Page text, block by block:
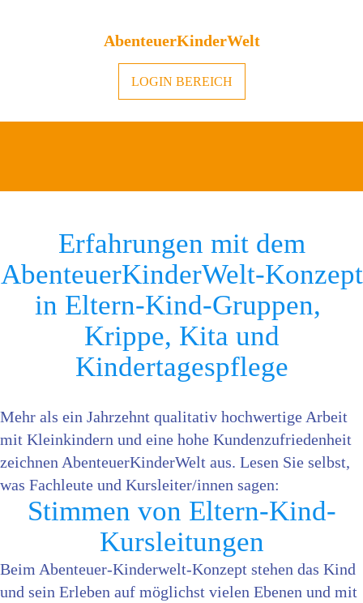
AbenteuerKinderWelt
LOGIN BEREICH
Erfahrungen mit dem
AbenteuerKinderWelt-Konzept
in Eltern-Kind-Gruppen,
Krippe, Kita und
Kindertagespflege
Mehr als ein Jahrzehnt qualitativ hochwertige Arbeit
mit Kleinkindern und eine hohe Kundenzufriedenheit
zeichnen AbenteuerKinderWelt aus. Lesen Sie selbst,
was Fachleute und Kursleiter/innen sagen:
Stimmen von Eltern-Kind-
Kursleitungen
Beim Abenteuer-Kinderwelt-Konzept stehen das Kind
und sein Erleben auf möglichst vielen Ebenen und mit